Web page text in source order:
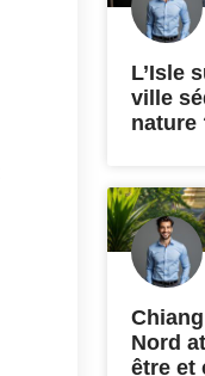
L’Isle
ville
nature
Nord
être et